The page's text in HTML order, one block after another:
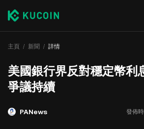
主頁 新聞 詳情
美國銀行界反對穩定幣利
爭議持續
PANews 發佈時